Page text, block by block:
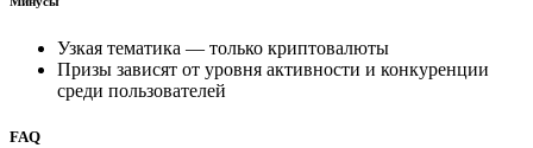
Узкая тематика — только криптовалюты
Призы зависят от уровня активности и конкуренции
среди пользователей
FAQ